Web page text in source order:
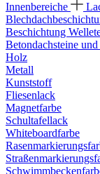
Innenbereiche
Beschichtung
Betondachsteine
Holz
Metall
Kunststoff
Fliesenlack
Magnetfarbe
Schultafellack
Whiteboardfarbe